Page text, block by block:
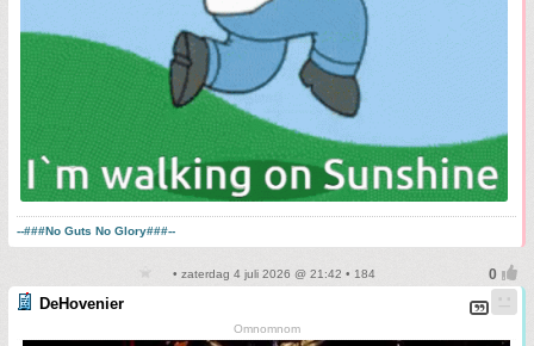
--###No Guts No Glory###--
• zaterdag 4 juli 2026 @ 21:42 • 184
DeHovenier
Omnomnom